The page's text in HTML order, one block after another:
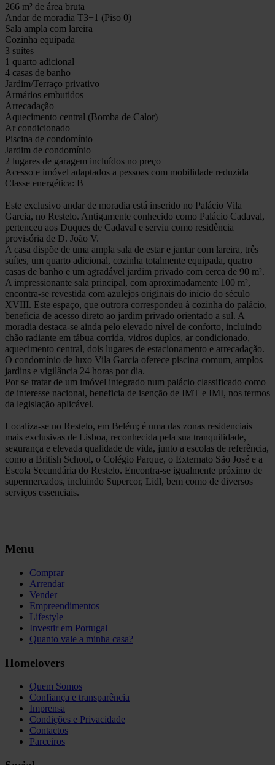
266 m² de área bruta
Andar de moradia T3+1 (Piso 0)
Sala ampla com lareira
Cozinha equipada
3 suítes
1 quarto adicional
4 casas de banho
Jardim/Terraço privativo
Armários embutidos
Arrecadação
Aquecimento central (Bomba de Calor)
Ar condicionado
Piscina de condomínio
Jardim de condomínio
2 lugares de garagem incluídos no preço
Acesso e imóvel adaptados a pessoas com mobilidade reduzida
Classe energética: B
Este exclusivo andar de moradia está inserido no Palácio Vila
Garcia, no Restelo. Antigamente conhecido como Palácio Cadaval,
pertenceu aos Duques de Cadaval e serviu como residência
provisória de D. João V.
A casa dispõe de uma ampla sala de estar e jantar com lareira, três
suítes, um quarto adicional, cozinha totalmente equipada, quatro
casas de banho e um agradável jardim privado com cerca de 90 m².
A impressionante sala principal, com aproximadamente 100 m²,
encontra-se revestida com azulejos originais do início do século
XVIII. Este espaço, que outrora correspondeu à cozinha do palácio,
beneficia de acesso direto ao jardim privado orientado a sul. A
moradia destaca-se ainda pelo elevado nível de conforto, incluindo
chão radiante em tábua corrida, vidros duplos, ar condicionado,
aquecimento central, dois lugares de estacionamento e arrecadação.
O condomínio de luxo Vila Garcia oferece piscina comum, amplos
jardins e vigilância 24 horas por dia.
Por se tratar de um imóvel integrado num palácio classificado como
de interesse nacional, beneficia de isenção de IMT e IMI, nos termos
da legislação aplicável.
Localiza-se no Restelo, em Belém; é uma das zonas residenciais
mais exclusivas de Lisboa, reconhecida pela sua tranquilidade,
segurança e elevada qualidade de vida, junto a escolas de referência,
como a British School, o Colégio Parque, o Externato São José e a
Escola Secundária do Restelo. Encontra-se igualmente próximo de
supermercados, incluindo Supercor, Lidl, bem como de diversos
serviços essenciais.
Menu
Comprar
Arrendar
Vender
Empreendimentos
Lifestyle
Investir em Portugal
Quanto vale a minha casa?
Homelovers
Quem Somos
Confiança e transparência
Imprensa
Condições e Privacidade
Contactos
Parceiros